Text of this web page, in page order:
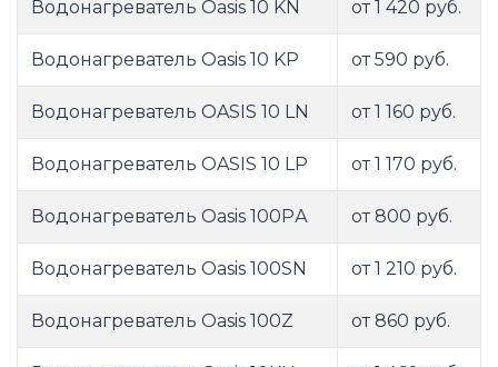
Водонагреватель Oasis 10 KN от 1 420 руб.
Водонагреватель Oasis 10 KP от 590 руб.
Водонагреватель OASIS 10 LN от 1 160 руб.
Водонагреватель OASIS 10 LP от 1 170 руб.
Водонагреватель Oasis 100PА от 800 руб.
Водонагреватель Oasis 100SN от 1 210 руб.
Водонагреватель Oasis 100Z от 860 руб.